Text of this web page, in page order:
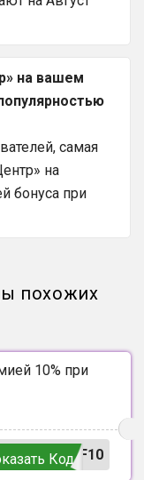
на вашем
самая
на
бонуса при
похожих
10% при
F10
Код